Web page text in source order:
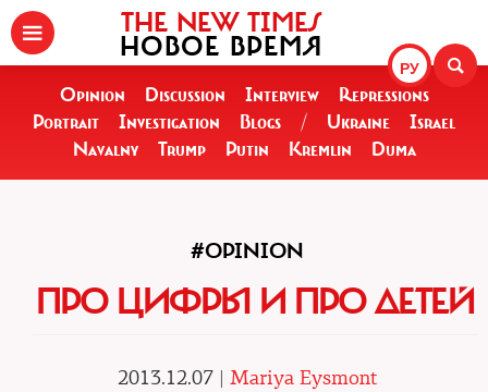
РУ
THE NEW TIMES
НОВОЕ ВРЕМЯ
Opinion Discussion Interview
Repressions
Portrait
Investigation Blogs / Ukraine
Israel
Navalny
Trump Putin Kremlin Duma
#OPINION
ПРО ЦИФРЫ И ПРО ДЕТЕЙ
2013.12.07 | Mariya Eysmont